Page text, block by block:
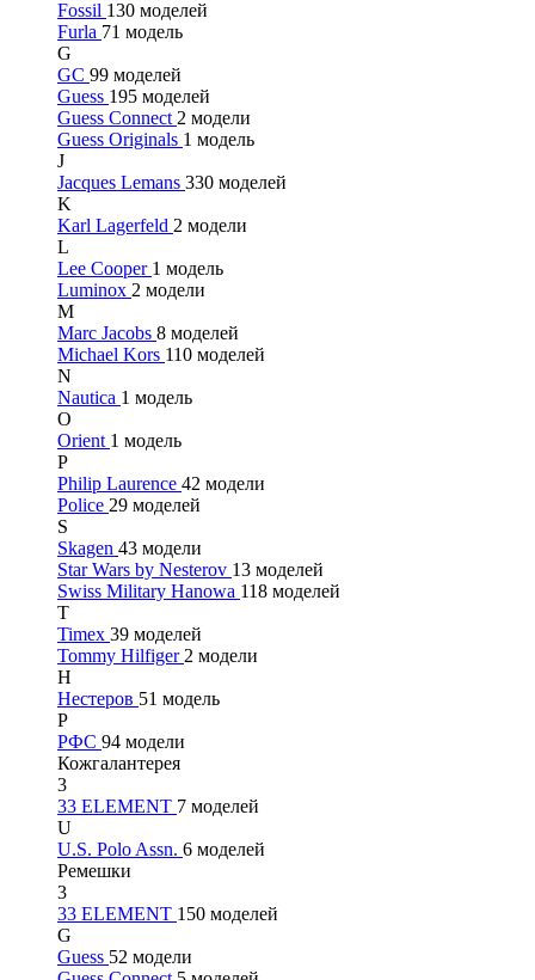
Fossil 130 моделей
Furla 71 модель
G
GC 99 моделей
Guess 195 моделей
Guess Connect 2 модели
Guess Originals 1 модель
J
Jacques Lemans 330 моделей
K
Karl Lagerfeld 2 модели
L
Lee Cooper 1 модель
Luminox 2 модели
M
Marc Jacobs 8 моделей
Michael Kors 110 моделей
N
Nautica 1 модель
O
Orient 1 модель
P
Philip Laurence 42 модели
Police 29 моделей
S
Skagen 43 модели
Star Wars by Nesterov 13 моделей
Swiss Military Hanowa 118 моделей
T
Timex 39 моделей
Tommy Hilfiger 2 модели
Н
Нестеров 51 модель
Р
РФС 94 модели
Кожгалантерея
3
33 ELEMENT 7 моделей
U
U.S. Polo Assn. 6 моделей
Ремешки
3
33 ELEMENT 150 моделей
G
Guess 52 модели